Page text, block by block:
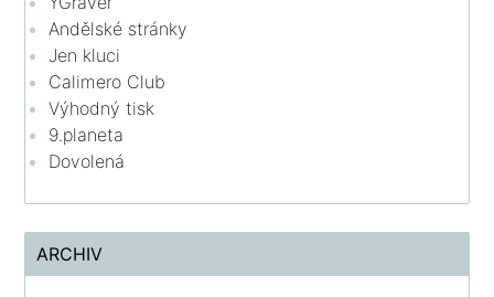
Andělské stránky
Jen kluci
Calimero Club
Výhodný tisk
9.planeta
Dovolená
ARCHIV